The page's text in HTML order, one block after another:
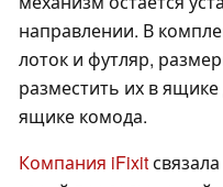
направлении. В
лоток и футляр,
разместить их в
ящике комода.
Компания iFixit